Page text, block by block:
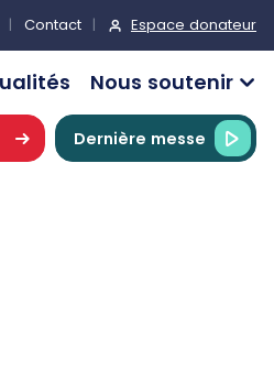
Contact Espace donateur
Nous soutenir
Dernière messe